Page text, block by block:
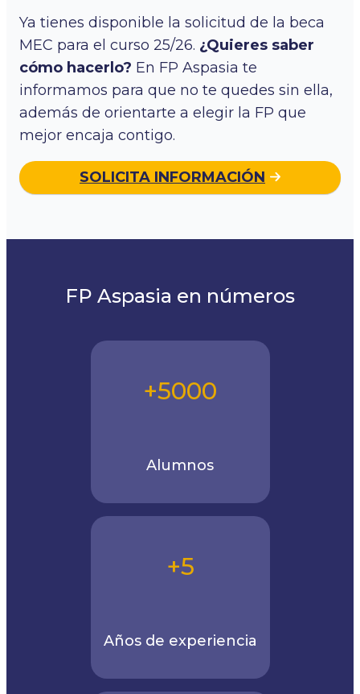
Ya tienes disponible la solicitud de la beca
MEC para el curso 25/26. ¿Quieres saber
cómo hacerlo? En FP Aspasia te
informamos para que no te quedes sin ella,
además de orientarte a elegir la FP que
mejor encaja contigo.
SOLICITA INFORMACIÓN
FP Aspasia en números
+5000
Alumnos
+5
Años de experiencia